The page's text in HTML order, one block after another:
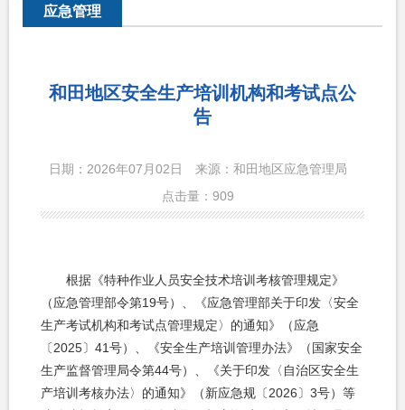
应急管理
和田地区安全生产培训机构和考试点公
告
日期：2026年07月02日
来源：和田地区应急管理局
点击量： 909
根据《特种作业人员安全技术培训考核管理规定》
（应急管理部令第19号）、《应急管理部关于印发〈安全
生产考试机构和考试点管理规定〉的通知》（应急
〔2025〕 41号）、《安全生产培训管理办法》（国家安全
生产监督管理局令第44号）、《关于印发〈自治区安全生
产培训考核办法〉的通知》（新应急规〔2026〕 3号）等